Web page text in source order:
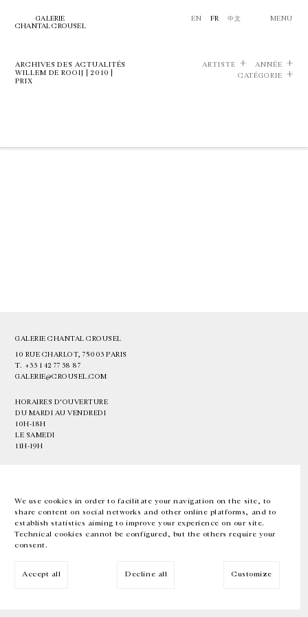
We use cookies in order to facilitate your navigation on the site, to
share content on social networks and other online platforms, and to
establish statistics aiming to improve your experience on our site.
Technical cookies cannot be configured, but the others require your
consent.
Accept all Decline all Customize
GALERIE
CHANTAL CROUSEL
EN FR 中文 MENU
ARCHIVES DES ACTUALITÉS
WILLEM DE ROOIJ | 2010 |
PRIX
ARTISTE
ANNÉE
CATÉGORIE
GALERIE CHANTAL CROUSEL
10 RUE CHARLOT, 75003 PARIS
T. +33 1 42 77 38 87
GALERIE@CROUSEL.COM
HORAIRES D'OUVERTURE
DU MARDI AU VENDREDI
10H-18H
LE SAMEDI
11H-19H
EN FR 中文 Facebook Instagram
Inscrivez-vous à notre newsletter